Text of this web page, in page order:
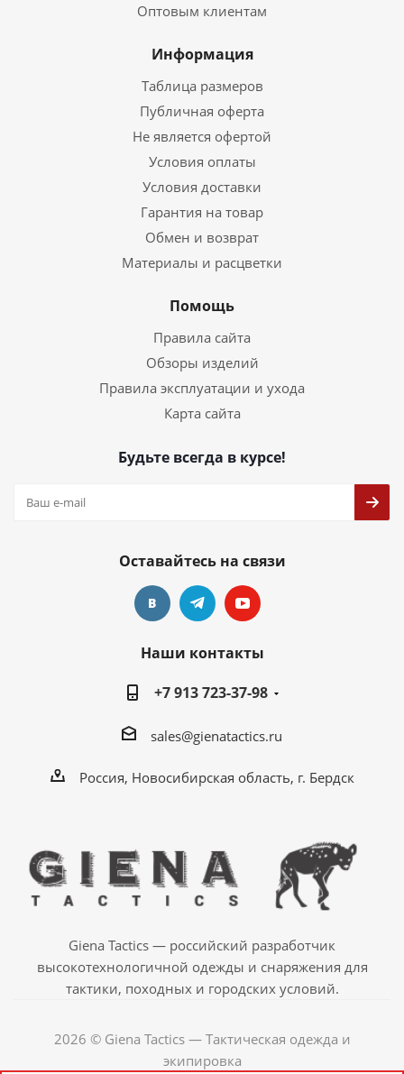
Оптовым клиентам
Информация
Таблица размеров
Публичная оферта
Не является офертой
Условия оплаты
Условия доставки
Гарантия на товар
Обмен и возврат
Материалы и расцветки
Помощь
Правила сайта
Обзоры изделий
Правила эксплуатации и ухода
Карта сайта
Будьте всегда в курсе!
Оставайтесь на связи
Наши контакты
+7 913 723-37-98
sales@gienatactics.ru
Россия, Новосибирская область, г. Бердск
Giena Tactics — российский разработчик
высокотехнологичной одежды и снаряжения для
тактики, походных и городских условий.
2026 © Giena Tactics — Тактическая одежда и
экипировка